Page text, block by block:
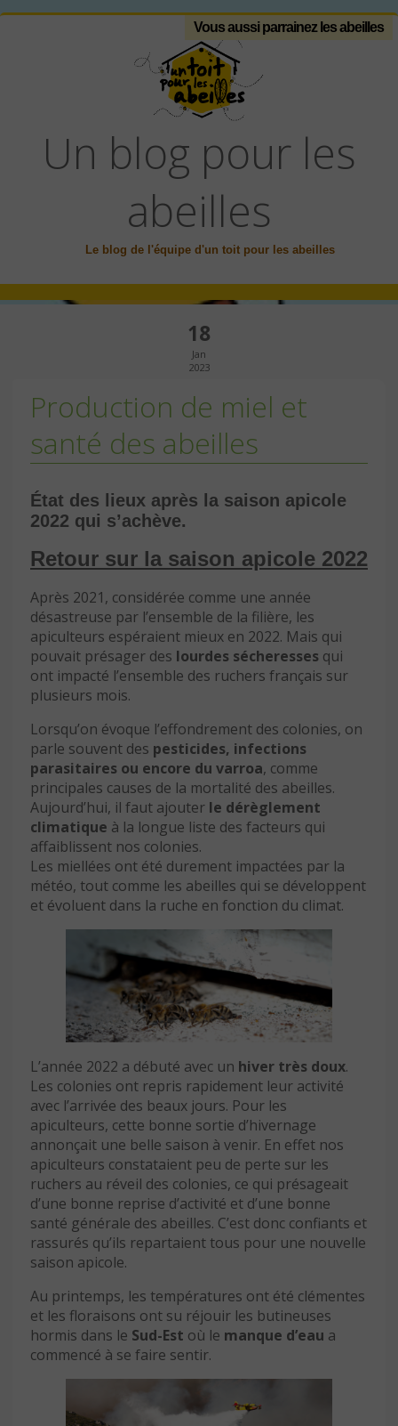
Vous aussi parrainez les abeilles
Un blog pour les
abeilles
Le blog de l'équipe d'un toit pour les abeilles
18
Jan
2023
Production de miel et
santé des abeilles
État des lieux après la saison apicole
2022 qui s’achève.
Retour sur la saison apicole 2022
Après 2021, considérée comme une année
désastreuse par l’ensemble de la filière, les
apiculteurs espéraient mieux en 2022. Mais qui
pouvait présager des lourdes sécheresses qui
ont impacté l’ensemble des ruchers français sur
plusieurs mois.
Lorsqu’on évoque l’effondrement des colonies, on
parle souvent des pesticides, infections
parasitaires ou encore du varroa, comme
principales causes de la mortalité des abeilles.
Aujourd’hui, il faut ajouter le dérèglement
climatique à la longue liste des facteurs qui
affaiblissent nos colonies.
Les miellées ont été durement impactées par la
météo, tout comme les abeilles qui se développent
et évoluent dans la ruche en fonction du climat.
L’année 2022 a débuté avec un hiver très doux.
Les colonies ont repris rapidement leur activité
avec l’arrivée des beaux jours. Pour les
apiculteurs, cette bonne sortie d’hivernage
annonçait une belle saison à venir. En effet nos
apiculteurs constataient peu de perte sur les
ruchers au réveil des colonies, ce qui présageait
d’une bonne reprise d’activité et d’une bonne
santé générale des abeilles. C’est donc confiants et
rassurés qu’ils repartaient tous pour une nouvelle
saison apicole.
Au printemps, les températures ont été clémentes
et les floraisons ont su réjouir les butineuses
hormis dans le Sud-Est où le manque d’eau a
commencé à se faire sentir.